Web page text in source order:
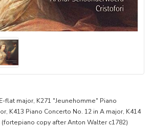
flat major, K271 "Jeunehomme" Piano
K413 Piano Concerto No. 12 in A major, K414
copy after Anton Walter c1782)